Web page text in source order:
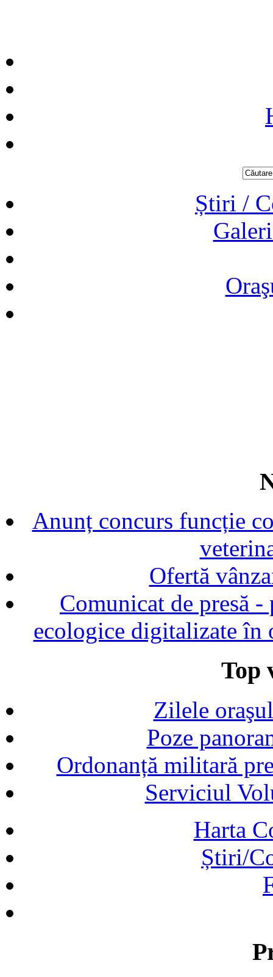
Știri /
Anunț concurs funcție
Ofertă
Comunicat de presă
ecologice digitalizate în
Top
Zilele
Poze
Ordonanță militară
Serviciul
Harta
Știri/